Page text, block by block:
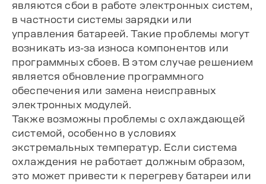
являются сбои в работе электронных систем,
в частности системы зарядки или
управления батареей. Такие проблемы могут
возникать из-за износа компонентов или
программных сбоев. В этом случае решением
является обновление программного
обеспечения или замена неисправных
электронных модулей.
Также возможны проблемы с охлаждающей
системой, особенно в условиях
экстремальных температур. Если система
охлаждения не работает должным образом,
это может привести к перегреву батареи или